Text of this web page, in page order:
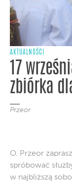
AKTUALNOŚCI
17
zbiórka
Przeor
O. Przeor
spróbować
w najbliższą